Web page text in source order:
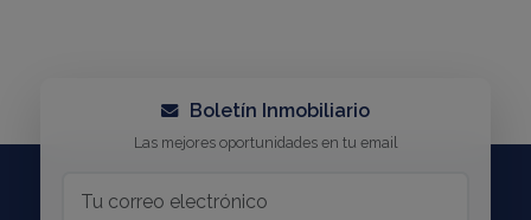
Boletín Inmobiliario
Las mejores oportunidades en tu email